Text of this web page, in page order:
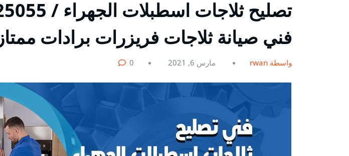
فني صيانة ثلاجات فريزرات برادات ممتاز
بواسطة rwan مارس 6, 2021 0